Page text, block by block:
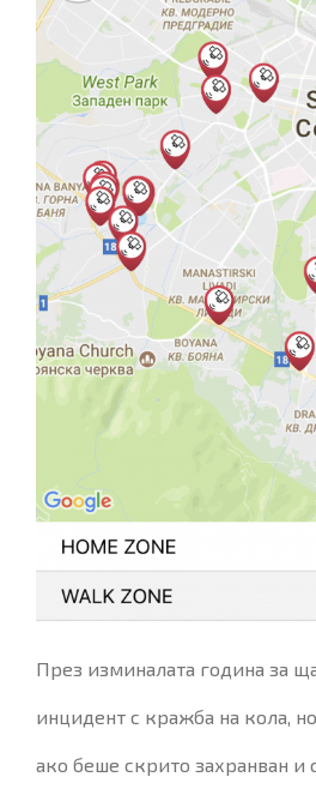
През изминалата година за
инцидент с кражба на кола,
ако беше скрито захранван и